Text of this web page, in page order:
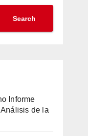
Search
Informe
de la